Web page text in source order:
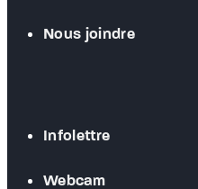
Nous joindre
Infolettre
Webcam